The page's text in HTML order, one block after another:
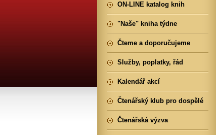
ON-LINE katalog knih
"Naše" kniha týdne
Čteme a doporučujeme
Služby, poplatky, řád
Kalendář akcí
Čtenářský klub pro dospělé
Čtenářská výzva